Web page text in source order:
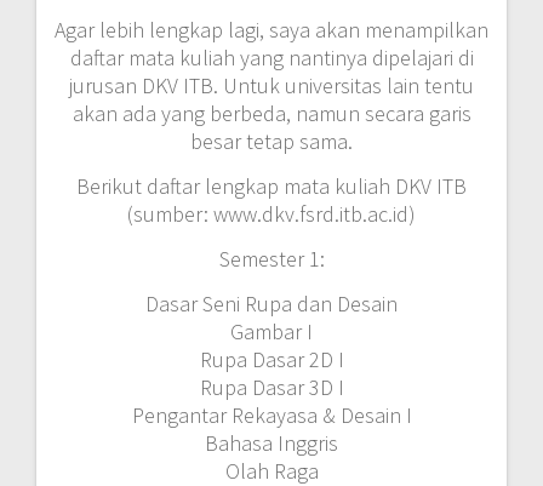
Agar lebih lengkap lagi, saya akan menampilkan
daftar mata kuliah yang nantinya dipelajari di
jurusan DKV ITB. Untuk universitas lain tentu
akan ada yang berbeda, namun secara garis
besar tetap sama.
Berikut daftar lengkap mata kuliah DKV ITB
(sumber: www.dkv.fsrd.itb.ac.id)
Semester 1:
Dasar Seni Rupa dan Desain
Gambar I
Rupa Dasar 2D I
Rupa Dasar 3D I
Pengantar Rekayasa & Desain I
Bahasa Inggris
Olah Raga